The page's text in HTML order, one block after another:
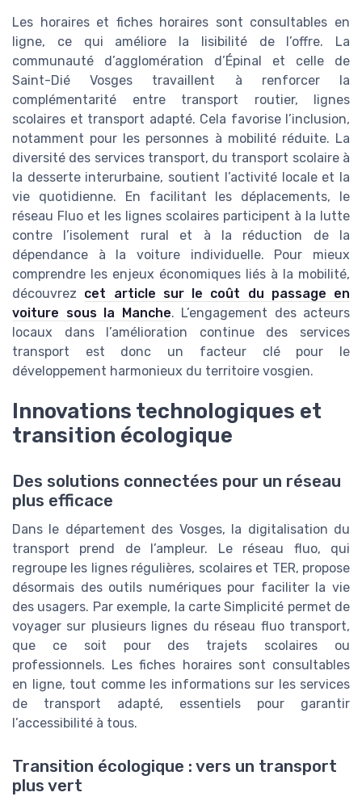
Les horaires et fiches horaires sont consultables en
ligne, ce qui améliore la lisibilité de l’offre. La
communauté d’agglomération d’Épinal et celle de
Saint-Dié Vosges travaillent à renforcer la
complémentarité entre transport routier, lignes
scolaires et transport adapté. Cela favorise l’inclusion,
notamment pour les personnes à mobilité réduite. La
diversité des services transport, du transport scolaire à
la desserte interurbaine, soutient l’activité locale et la
vie quotidienne. En facilitant les déplacements, le
réseau Fluo et les lignes scolaires participent à la lutte
contre l’isolement rural et à la réduction de la
dépendance à la voiture individuelle. Pour mieux
comprendre les enjeux économiques liés à la mobilité,
découvrez cet article sur le coût du passage en
voiture sous la Manche. L’engagement des acteurs
locaux dans l’amélioration continue des services
transport est donc un facteur clé pour le
développement harmonieux du territoire vosgien.
Innovations technologiques et
transition écologique
Des solutions connectées pour un réseau
plus efficace
Dans le département des Vosges, la digitalisation du
transport prend de l’ampleur. Le réseau fluo, qui
regroupe les lignes régulières, scolaires et TER, propose
désormais des outils numériques pour faciliter la vie
des usagers. Par exemple, la carte Simplicité permet de
voyager sur plusieurs lignes du réseau fluo transport,
que ce soit pour des trajets scolaires ou
professionnels. Les fiches horaires sont consultables
en ligne, tout comme les informations sur les services
de transport adapté, essentiels pour garantir
l’accessibilité à tous.
Transition écologique : vers un transport
plus vert